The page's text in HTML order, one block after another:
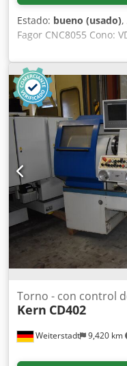
Estado: bueno (usado)
Fagor CNC8055 Cono:
Cambiador de
herramientas Eje Z:
puntos: 1000 mm
mm Diámetro de
Diámetro de torneado
husillo: 56 mm
rpm Peso máximo de
18 kW Cjdpfx Agjim H
máquina: Longitud
máquina: 2900 kg
Weiterstadt 9,420 km
Torno - con control
Kern CD402